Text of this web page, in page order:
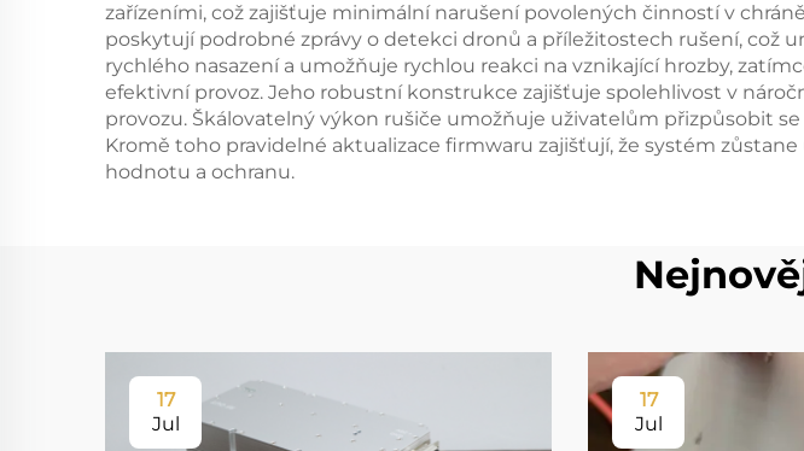
zařízeními, což zajišťuje minimální narušení povolených činností v
poskytují podrobné zprávy o detekci dronů a příležitostech rušení, což
rychlého nasazení a umožňuje rychlou reakci na vznikající hrozby,
efektivní provoz. Jeho robustní konstrukce zajišťuje spolehlivost v
provozu. Škálovatelný výkon rušiče umožňuje uživatelům přizpůsobit
Kromě toho pravidelné aktualizace firmwaru zajišťují, že systém
hodnotu a ochranu.
17
Jul
17
Jul